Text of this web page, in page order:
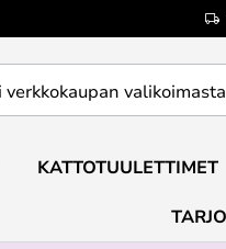
KATTOTUULETTIMET